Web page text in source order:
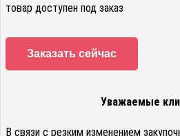
товар доступен под заказ
Заказать сейчас
Уважаемые
В связи с резким изменением